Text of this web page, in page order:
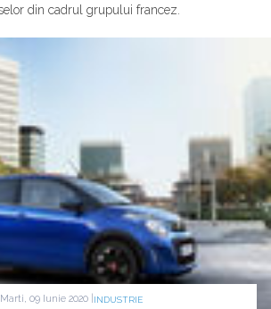
din cadrul grupului francez.
Marti, 09 Iunie 2020 | INDUSTRIE